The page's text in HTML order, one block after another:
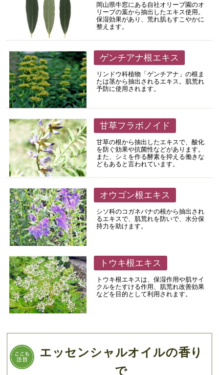
岡山県牛窓にある自社オリーブ園のオ
リーブの葉から抽出したエキス使用。
保湿効果があり、荒れ肌もすこやかに
整えます。
ゲンチアナ根エキス
リンドウ科植物「ゲンチアナ」の根ま
たは茎から抽出されるエキス。肌荒れ
予防に使用されます。
甘草フラボノイド
甘草の根から抽出したエキスで、酸化
を防ぐ効果や抗菌性などがあります。
また、シミを作る酵素を抑える働きな
どもあると言われています。
オウゴン根エキス
シソ科のコガネバナの根から抽出され
るエキスで、肌荒れを防いで、水分保
持力を助けます。
トウキ根エキス
トウキ根エキスは、保湿作用や肌サイ
クルをたすける作用、肌荒れ改善効果
などを目的として利用されます。
エッセンシャルオイルの香り
で